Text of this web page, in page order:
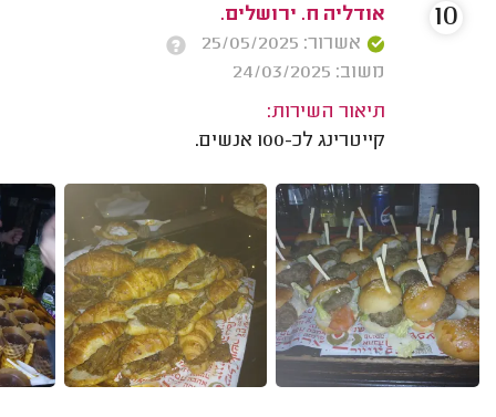
אודליה ח. ירושלים.
אשרור: 25/05/2025
משוב: 24/03/2025
תיאור השירות:
קייטרינג לכ-100 אנשים.
10